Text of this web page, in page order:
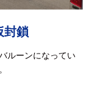
封鎖
ルーンになってい